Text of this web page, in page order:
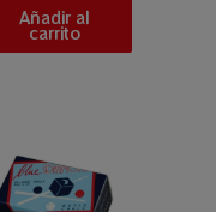
Añadir al
carrito